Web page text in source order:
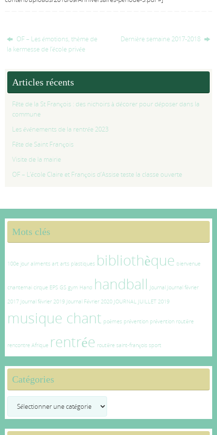
OF – Les émotions, thème de
la kermesse de l’école privée
Dernière semaine 2017-2018
Articles récents
Fête de la St François : des nichoirs à décorer pour déposer dans la
commune
Les événements de la rentrée 2023
Fête de Saint François
Visite de la mairie
OF – L’école Claire et François d’Assise teste la classe ouverte
Mots clés
100e jour aliments art arts plastiques bibliothèque bienvenue
chantemai cirque EPS GS gym Hand handball Journal Journal février
2017 Journal février 2019 Journal Février 2020 JOURNAL JUILLET 2019
musique chant poèmes prévention prévention routière
rencontre Afrique rentrée routière saint-françois sport
Catégories